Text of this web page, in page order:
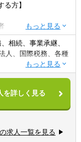
る方】
1年以上ある方)※税
も歓迎いたしま
、総合的な観点か
に携りたい方
できる環境で働き
相続、事業承継、
人、国際税務、各種
でお客様に対して
認会計士、中小企
計に関わる様々な分
し、案件によって
を詳しく見る
求人一覧を見る